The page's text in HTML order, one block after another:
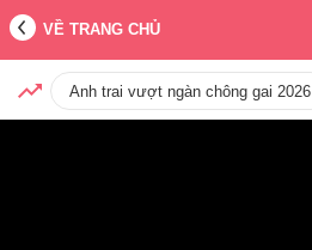
VỀ TRANG CHỦ
Anh trai vượt ngàn chông gai 2026